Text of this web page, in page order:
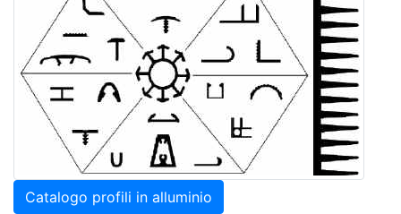
Catalogo profili in alluminio